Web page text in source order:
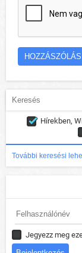
Hírekben,
További keresési
Jegyezz meg